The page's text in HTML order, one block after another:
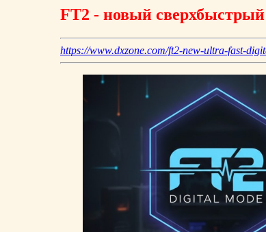
FT2 - новый
https://www.dxzone.com/ft2-new-ultra-fast-